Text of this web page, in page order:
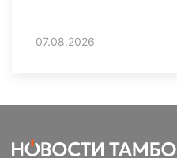
07.08.2026